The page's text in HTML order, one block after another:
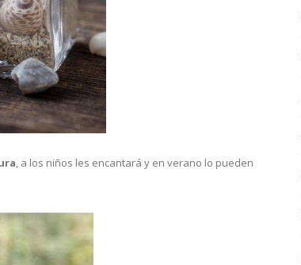
, a los niños les encantará y en verano lo pueden